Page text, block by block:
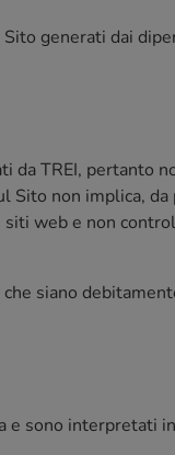
generati dai
TREI, pertanto
non implica, da
web e non
siano
e sono interpretati